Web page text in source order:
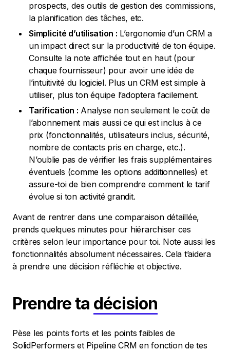
prospects, des outils de gestion des commissions,
la planification des tâches, etc.
Simplicité d’utilisation : L’ergonomie d’un CRM a
un impact direct sur la productivité de ton équipe.
Consulte la note affichée tout en haut (pour
chaque fournisseur) pour avoir une idée de
l’intuitivité du logiciel. Plus un CRM est simple à
utiliser, plus ton équipe l’adoptera facilement.
Tarification : Analyse non seulement le coût de
l’abonnement mais aussi ce qui est inclus à ce
prix (fonctionnalités, utilisateurs inclus, sécurité,
nombre de contacts pris en charge, etc.).
N’oublie pas de vérifier les frais supplémentaires
éventuels (comme les options additionnelles) et
assure-toi de bien comprendre comment le tarif
évolue si ton activité grandit.
Avant de rentrer dans une comparaison détaillée,
prends quelques minutes pour hiérarchiser ces
critères selon leur importance pour toi. Note aussi les
fonctionnalités absolument nécessaires. Cela t’aidera
à prendre une décision réfléchie et objective.
Prendre ta décision
Pèse les points forts et les points faibles de
SolidPerformers et Pipeline CRM en fonction de tes